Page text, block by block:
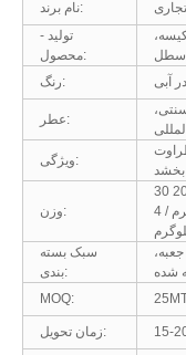
نام برند:
تولید -
محصول:
رنگ:
آبی
عطر:
ویژگی:
بخشد
وزن:
30 گرم / 35 گرم / 50 گرم / 80 گرم / 100 گرم / 200
گرم / 500 / 1 کیلوگرم / 2 کیلوگرم / 3 کیلوگرم / 4
سبک بسته
بندی:
شده
MOQ:
زمان تحویل: